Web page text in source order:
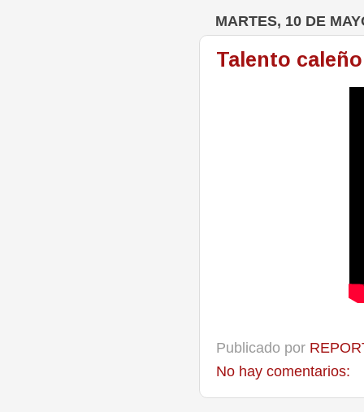
MARTES, 10 DE
Talento
Publicado por
No hay comentarios: